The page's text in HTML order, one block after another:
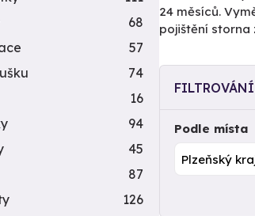
24 měsíců.
pojištění storna
Podle místa
68
57
74
16
94
45
87
126